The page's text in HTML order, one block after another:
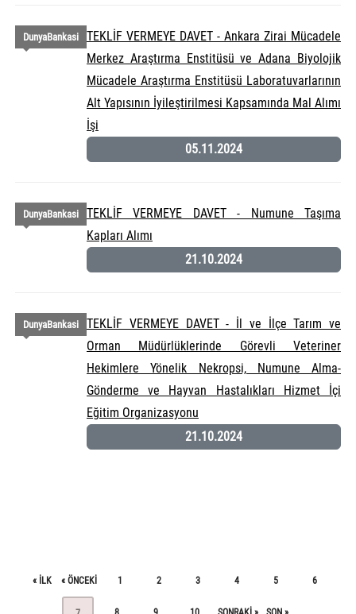
DunyaBankasi
TEKLİF VERMEYE DAVET - Ankara Zirai Mücadele
Merkez Araştırma Enstitüsü ve Adana Biyolojik
Mücadele Araştırma Enstitüsü Laboratuvarlarının
Alt Yapısının İyileştirilmesi Kapsamında Mal Alımı
İşi
05.11.2024
DunyaBankasi
TEKLİF VERMEYE DAVET - Numune Taşıma
Kapları Alımı
21.10.2024
DunyaBankasi
TEKLİF VERMEYE DAVET - İl ve İlçe Tarım ve
Orman Müdürlüklerinde Görevli Veteriner
Hekimlere Yönelik Nekropsi, Numune Alma-
Gönderme ve Hayvan Hastalıkları Hizmet İçi
Eğitim Organizasyonu
21.10.2024
« ILK « ÖNCEKI 1 2 3 4 5 6